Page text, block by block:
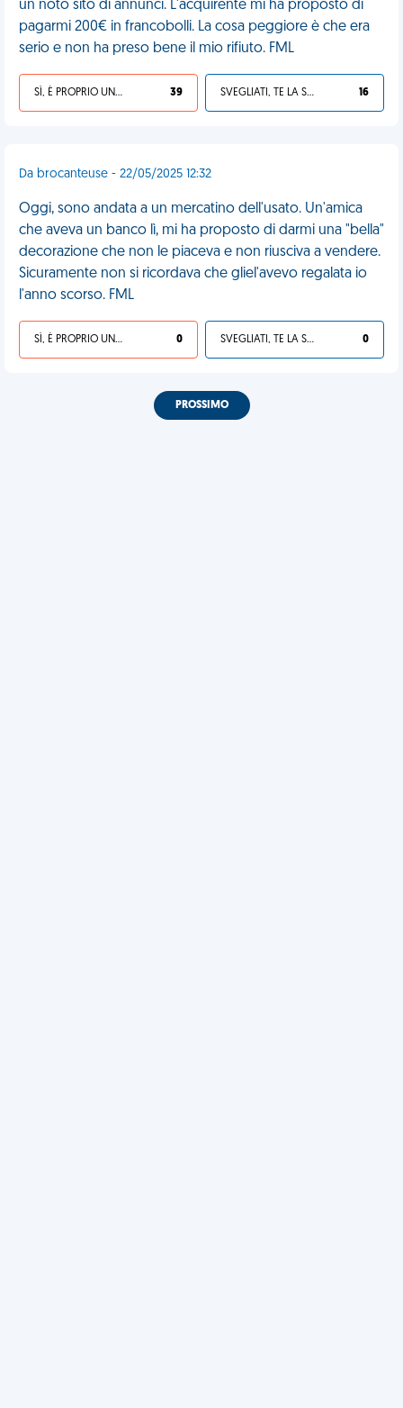
un noto sito di annunci. L'acquirente mi ha proposto di
pagarmi 200€ in francobolli. La cosa peggiore è che era
serio e non ha preso bene il mio rifiuto. FML
SÌ, È PROPRIO UNA VDM! 39 SVEGLIATI, TE LA SEI CERCATA! 16
Da brocanteuse - 22/05/2025 12:32
Oggi, sono andata a un mercatino dell'usato. Un'amica
che aveva un banco lì, mi ha proposto di darmi una "bella"
decorazione che non le piaceva e non riusciva a vendere.
Sicuramente non si ricordava che gliel'avevo regalata io
l'anno scorso. FML
SÌ, È PROPRIO UNA VDM! 0 SVEGLIATI, TE LA SEI CERCATA! 0
PROSSIMO